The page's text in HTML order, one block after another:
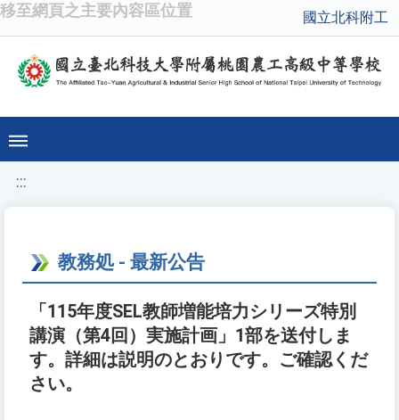
移至網頁之主要內容區位置 國立北科附工
:::
教務処 - 最新公告
「115年度SEL教師増能培力シリーズ特別
講演（第4回）実施計画」1部を送付しま
す。詳細は説明のとおりです。ご確認くだ
さい。